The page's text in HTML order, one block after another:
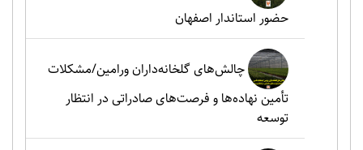
حضور استاندار اصفهان
چالش‌های گلخانه‌داران ورامین/مشکلات
تأمین نهاده‌ها و فرصت‌های صادراتی در انتظار
توسعه